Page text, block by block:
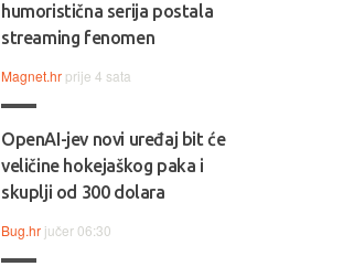
humoristična serija postala
streaming fenomen
Magnet.hr prije 4 sata
OpenAI-jev novi uređaj bit će
veličine hokejaškog paka i
skuplji od 300 dolara
Bug.hr jučer 06:30